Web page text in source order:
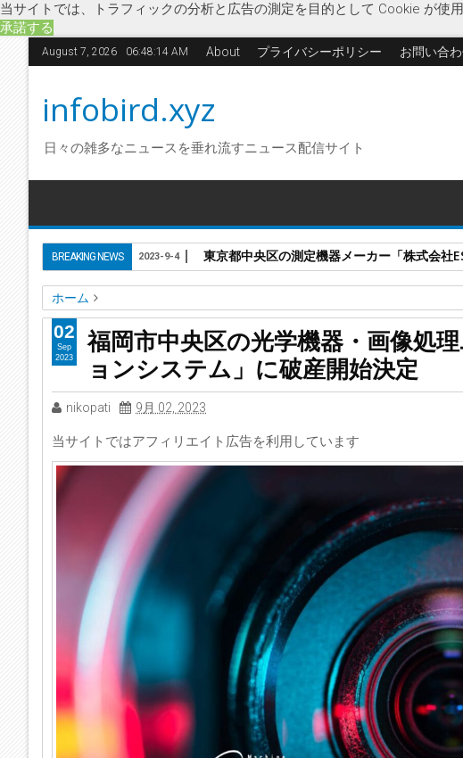
当サイトでは、トラフィックの分析と広告の測定を目的として Cookie が使
承諾する
August 7, 2026 06:48:15 AM About プライバシーポリシー お問い合
infobird.xyz
日々の雑多なニュースを垂れ流すニュース配信サイト
BREAKING NEWS 東京都中央区の測定機器メーカー「株式会
2023-9-4
ホーム
ヴイ・エス・テクノロジー
マシンビジョンシステム 画像処理ユニッ
福岡市中央区の光学機器・画像処理ユニット販売「株式会社マシンビジ
福岡市中央区の光学機器・画像処
ョンシステム」に破産開始決定
nikopati 9月 02, 2023
当サイトではアフィリエイト広告を利用しています
02
Sep
2023